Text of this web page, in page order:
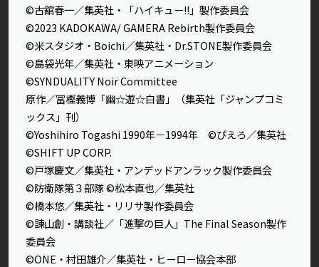
©古舘春一／集英社・「ハイキュー!!」製作委員会
©2023 KADOKAWA/ GAMERA Rebirth製作委員会
©米スタジオ・Boichi／集英社・Dr.STONE製作委員会
©島袋光年／集英社・東映アニメーション
©SYNDUALITY Noir Committee
原作／冨樫義博「幽☆遊☆白書」（集英社「ジャンプコミ
ックス」刊）
©Yoshihiro Togashi 1990年－1994年 ©ぴえろ／集英社
©SHIFT UP CORP.
©戸塚慶文／集英社・アンデッドアンラック製作委員会
©防衛隊第３部隊 ©松本直也／集英社
©橋本悠／集英社・リリサ製作委員会
©諫山創・講談社／「進撃の巨人」The Final Season製作
委員会
©ONE・村田雄介／集英社・ヒーロー協会本部